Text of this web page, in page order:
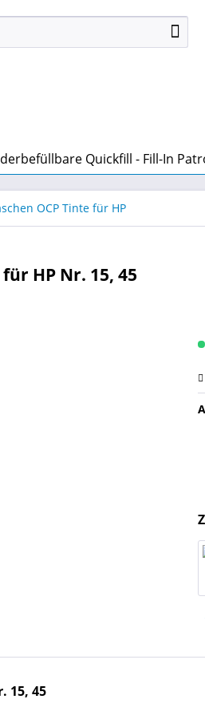
Quickfill - Fill-In
OCP Tinte für HP
HP Nr. 15, 45
15, 45